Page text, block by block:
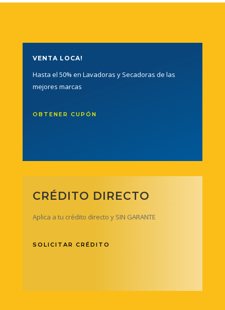
VENTA LOCA!
Hasta el 50% en Lavadoras y Secadoras de las
mejores marcas
OBTENER CUPÓN
CRÉDITO DIRECTO
Aplica a tu crédito directo y SIN GARANTE
SOLICITAR CRÉDITO